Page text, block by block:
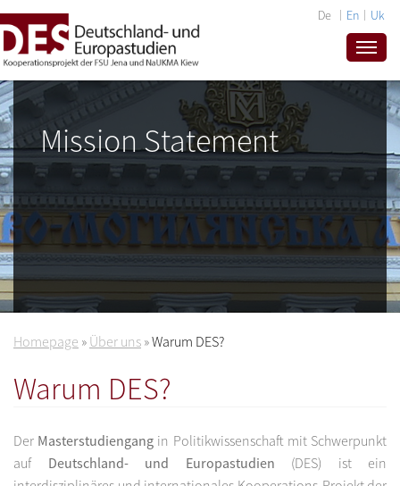
De En Uk
Mission Statement
Homepage » Über uns »Warum DES?
Warum DES?
Der Masterstudiengang in Politikwissenschaft mit Schwerpunkt
auf Deutschland- und Europastudien (DES) ist ein